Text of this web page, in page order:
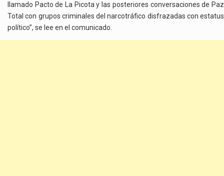
llamado Pacto de La Picota y las posteriores conversaciones de Paz
Total con grupos criminales del narcotráfico disfrazadas con estatus
político”, se lee en el comunicado.